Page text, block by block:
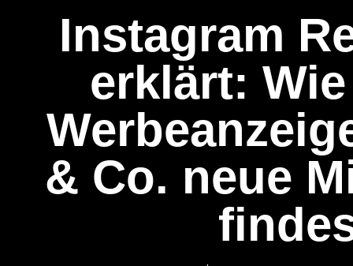
Instagram
erklärt:
& Co. neue